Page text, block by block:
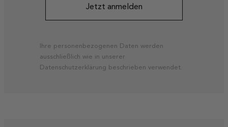
Jetzt anmelden
Ihre personenbezogenen Daten werden
ausschließlich wie in unserer
Datenschutzerklärung beschrieben verwendet.